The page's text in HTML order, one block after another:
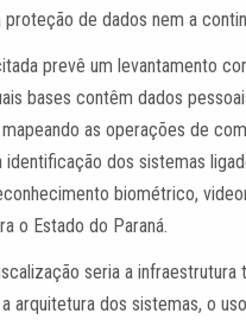
de dados nem a
prevê um levantamento
bases contêm dados
as operações de
dos sistemas
biométrico,
o Estado do Paraná.
seria a
arquitetura dos sistemas, o